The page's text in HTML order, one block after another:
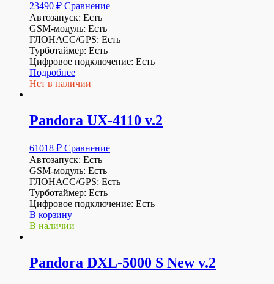
23490 ₽ Сравнение
Автозапуск: Есть
GSM-модуль: Есть
ГЛОНАСС/GPS: Есть
Турботаймер: Есть
Цифровое подключение: Есть
Подробнее
Нет в наличии
Pandora UX-4110 v.2
61018 ₽ Сравнение
Автозапуск: Есть
GSM-модуль: Есть
ГЛОНАСС/GPS: Есть
Турботаймер: Есть
Цифровое подключение: Есть
В корзину
В наличии
Pandora DXL-5000 S New v.2